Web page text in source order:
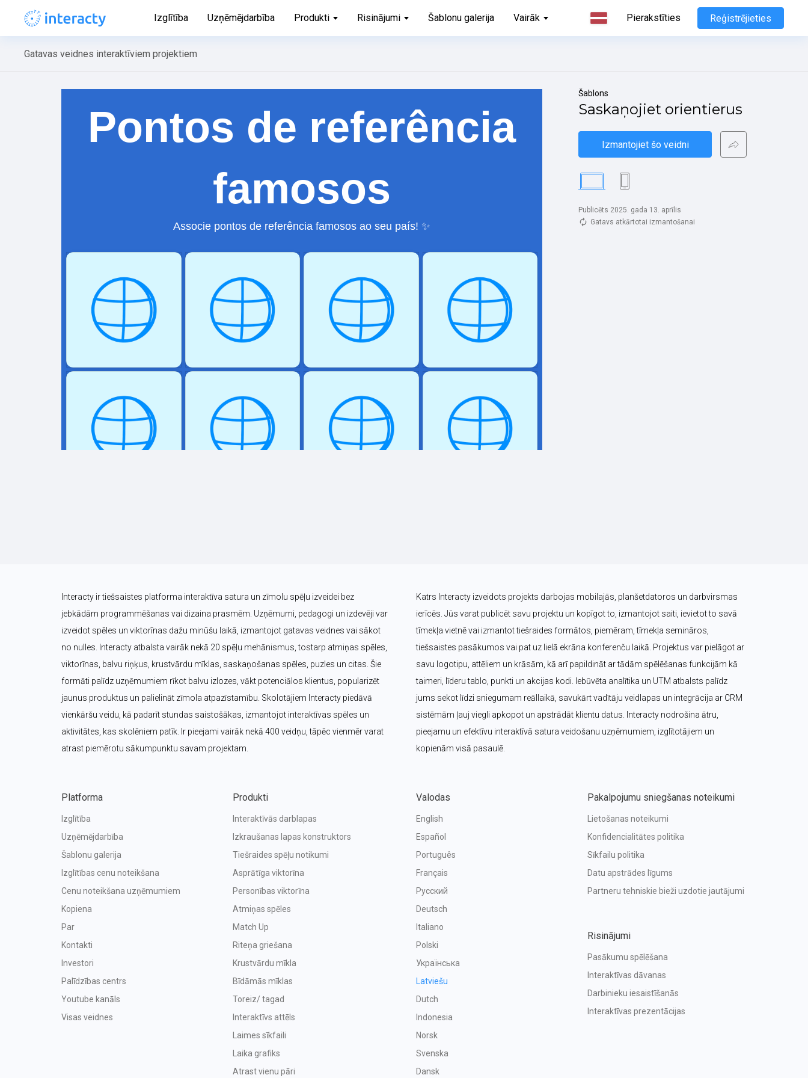
Izglītība Uzņēmējdarbība Produkti Risinājumi Šablonu galerija Vairāk Pierakstīties Reģistrējieties
Gatavas veidnes interaktīviem projektiem
Šablons
Saskaņojiet orientierus
Izmantojiet šo veidni
Publicēts 2025. gada 13. aprīlis
Gatavs atkārtotai izmantošanai
Interacty ir tiešsaistes platforma interaktīva satura un zīmolu spēļu izveidei bez
jebkādām programmēšanas vai dizaina prasmēm. Uzņēmumi, pedagogi un izdevēji var
izveidot spēles un viktorīnas dažu minūšu laikā, izmantojot gatavas veidnes vai sākot
no nulles. Interacty atbalsta vairāk nekā 20 spēļu mehānismus, tostarp atmiņas spēles,
viktorīnas, balvu riņķus, krustvārdu mīklas, saskaņošanas spēles, puzles un citas. Šie
formāti palīdz uzņēmumiem rīkot balvu izlozes, vākt potenciālos klientus, popularizēt
jaunus produktus un palielināt zīmola atpazīstamību. Skolotājiem Interacty piedāvā
vienkāršu veidu, kā padarīt stundas saistošākas, izmantojot interaktīvas spēles un
aktivitātes, kas skolēniem patīk. Ir pieejami vairāk nekā 400 veidņu, tāpēc vienmēr varat
atrast piemērotu sākumpunktu savam projektam.
Katrs Interacty izveidots projekts darbojas mobilajās, planšetdatoros un darbvirsmas
ierīcēs. Jūs varat publicēt savu projektu un kopīgot to, izmantojot saiti, ievietot to savā
tīmekļa vietnē vai izmantot tiešraides formātos, piemēram, tīmekļa semināros,
tiešsaistes pasākumos vai pat uz lielā ekrāna konferenču laikā. Projektus var pielāgot ar
savu logotipu, attēliem un krāsām, kā arī papildināt ar tādām spēlēšanas funkcijām kā
taimeri, līderu tablo, punkti un akcijas kodi. Iebūvēta analītika un UTM atbalsts palīdz
jums sekot līdzi sniegumam reāllaikā, savukārt vadītāju veidlapas un integrācija ar CRM
sistēmām ļauj viegli apkopot un apstrādāt klientu datus. Interacty nodrošina ātru,
pieejamu un efektīvu interaktīvā satura veidošanu uzņēmumiem, izglītotājiem un
kopienām visā pasaulē.
Platforma
Izglītība
Uzņēmējdarbība
Šablonu galerija
Izglītības cenu noteikšana
Cenu noteikšana uzņēmumiem
Kopiena
Par
Kontakti
Investori
Palīdzības centrs
Youtube kanāls
Visas veidnes
Produkti
Interaktīvās darblapas
Izkraušanas lapas konstruktors
Tiešraides spēļu notikumi
Asprātīga viktorīna
Personības viktorīna
Atmiņas spēles
Match Up
Riteņa griešana
Krustvārdu mīkla
Bīdāmās mīklas
Toreiz/ tagad
Interaktīvs attēls
Laimes sīkfaili
Laika grafiks
Atrast vienu pāri
Valodas
English
Español
Português
Français
Русский
Deutsch
Italiano
Polski
Українська
Latviešu
Dutch
Indonesia
Norsk
Svenska
Dansk
Pakalpojumu sniegšanas noteikumi
Lietošanas noteikumi
Konfidencialitātes politika
Sīkfailu politika
Datu apstrādes līgums
Partneru tehniskie bieži uzdotie jautājumi
Risinājumi
Pasākumu spēlēšana
Interaktīvas dāvanas
Darbinieku iesaistīšanās
Interaktīvas prezentācijas